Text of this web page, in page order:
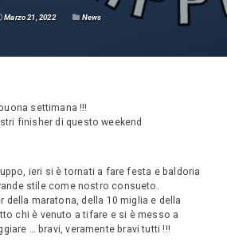
Marzo 21, 2022 News
settimana !!!
finisher di questo weekend
ieri si è tornati a fare festa e baldoria
stile come nostro consueto.
della maratona, della 10 miglia e della
chi è venuto a tifare e si è messo a
… bravi, veramente bravi tutti !!!